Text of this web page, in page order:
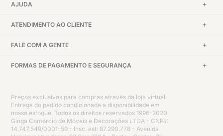
AJUDA
ATENDIMENTO AO CLIENTE
FALE COM A GENTE
FORMAS DE PAGAMENTO E SEGURANÇA
Preços exclusivos para compras através da loja virtual.
Entrega do pedido condicionada a disponibilidade em
nosso estoque. Todos os direitos reservados 1996-2020
Ginga Comércio de Móveis e Decorações LTDA - CNPJ:
14.747.549/0001-59 - Insc. est: 87.290.778 - Avenida